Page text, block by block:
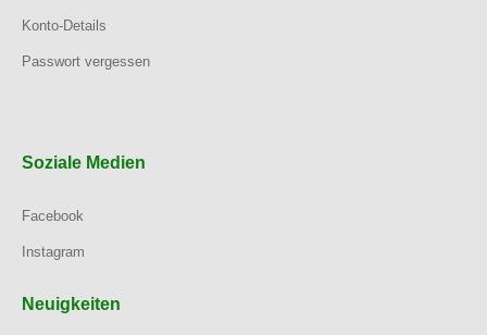
Konto-Details
Passwort vergessen
Soziale Medien
Facebook
Instagram
Neuigkeiten